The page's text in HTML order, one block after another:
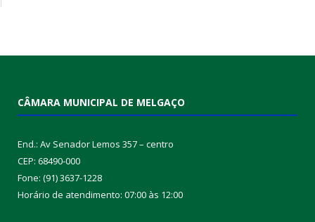
CÂMARA MUNICIPAL DE MELGAÇO
End.: Av Senador Lemos 357 – centro
CEP: 68490-000
Fone: (91) 3637-1228
Horário de atendimento: 07:00 às 12:00